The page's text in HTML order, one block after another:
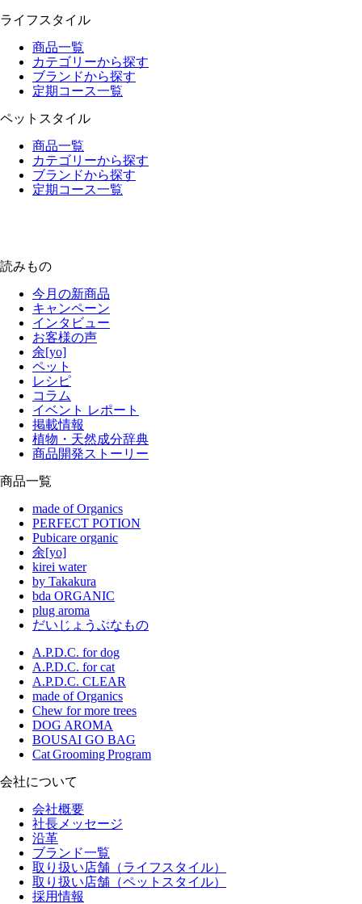
ライフスタイル
商品一覧
カテゴリーから探す
ブランドから探す
定期コース一覧
ペットスタイル
商品一覧
カテゴリーから探す
ブランドから探す
定期コース一覧
読みもの
今月の新商品
キャンペーン
インタビュー
お客様の声
余[yo]
ペット
レシピ
コラム
イベント レポート
掲載情報
植物・天然成分辞典
商品開発ストーリー
商品一覧
made of Organics
PERFECT POTION
Pubicare organic
余[yo]
kirei water
by Takakura
bda ORGANIC
plug aroma
だいじょうぶなもの
A.P.D.C. for dog
A.P.D.C. for cat
A.P.D.C. CLEAR
made of Organics
Chew for more trees
DOG AROMA
BOUSAI GO BAG
Cat Grooming Program
会社について
会社概要
社長メッセージ
沿革
ブランド一覧
取り扱い店舗（ライフスタイル）
取り扱い店舗（ペットスタイル）
採用情報